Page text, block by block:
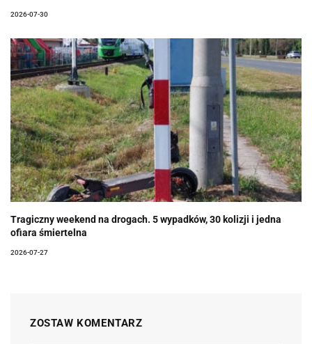
2026-07-30
Tragiczny weekend na drogach. 5 wypadków, 30 kolizji i jedna
ofiara śmiertelna
2026-07-27
ZOSTAW KOMENTARZ